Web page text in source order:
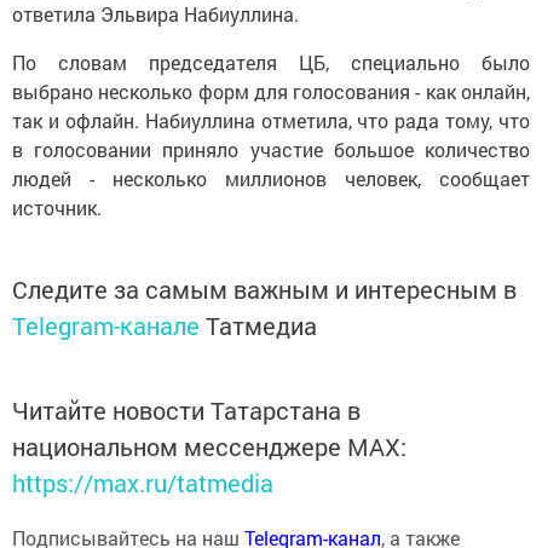
ответила Эльвира Набиуллина.
По словам председателя ЦБ, специально было
выбрано несколько форм для голосования - как онлайн,
так и офлайн. Набиуллина отметила, что рада тому, что
в голосовании приняло участие большое количество
людей - несколько миллионов человек, сообщает
источник.
Следите за самым важным и интересным в
Telegram-канале Татмедиа
Читайте новости Татарстана в
национальном мессенджере MАХ:
https://max.ru/tatmedia
Подписывайтесь на наш Telegram-канал, а также